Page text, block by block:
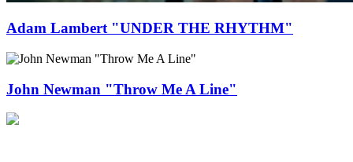
Adam Lambert "UNDER THE RHYTHM"
John Newman "Throw Me A Line"